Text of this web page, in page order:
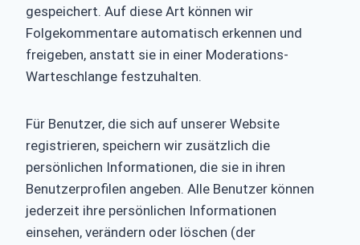
gespeichert. Auf diese Art können wir
Folgekommentare automatisch erkennen und
freigeben, anstatt sie in einer Moderations-
Warteschlange festzuhalten.
Für Benutzer, die sich auf unserer Website
registrieren, speichern wir zusätzlich die
persönlichen Informationen, die sie in ihren
Benutzerprofilen angeben. Alle Benutzer können
jederzeit ihre persönlichen Informationen
einsehen, verändern oder löschen (der